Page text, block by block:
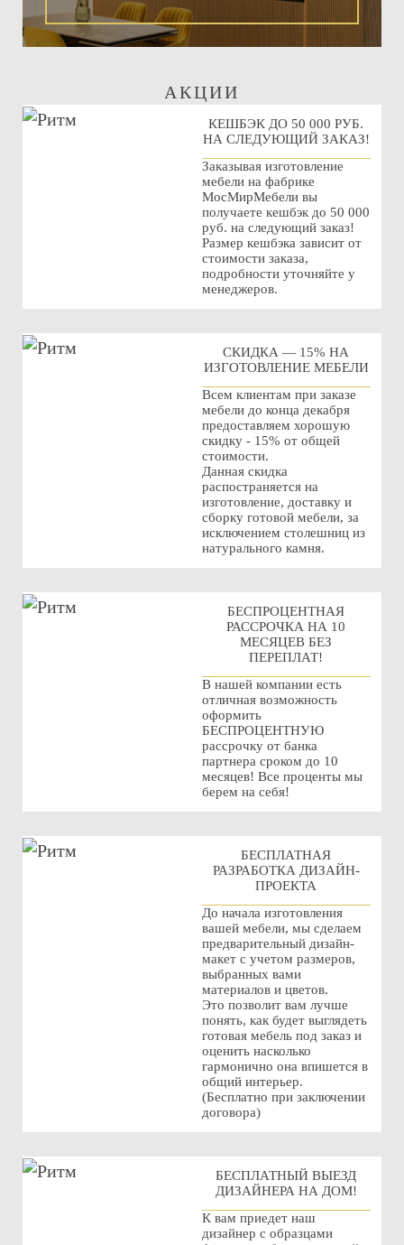
АКЦИИ
КЕШБЭК ДО 50 000 РУБ.
НА СЛЕДУЮЩИЙ ЗАКАЗ!
Заказывая изготовление
мебели на фабрике
МосМирМебели вы
получаете кешбэк до 50 000
руб. на следующий заказ!
Размер кешбэка зависит от
стоимости заказа,
подробности уточняйте у
менеджеров.
СКИДКА — 15% НА
ИЗГОТОВЛЕНИЕ МЕБЕЛИ
Всем клиентам при заказе
мебели до конца декабря
предоставляем хорошую
скидку - 15% от общей
стоимости.
Данная скидка
распостраняется на
изготовление, доставку и
сборку готовой мебели, за
исключением столешниц из
натурального камня.
БЕСПРОЦЕНТНАЯ
РАССРОЧКА НА 10
МЕСЯЦЕВ БЕЗ
ПЕРЕПЛАТ!
В нашей компании есть
отличная возможность
оформить
БЕСПРОЦЕНТНУЮ
рассрочку от банка
партнера сроком до 10
месяцев! Все проценты мы
берем на себя!
БЕСПЛАТНАЯ
РАЗРАБОТКА ДИЗАЙН-
ПРОЕКТА
До начала изготовления
вашей мебели, мы сделаем
предварительный дизайн-
макет с учетом размеров,
выбранных вами
материалов и цветов.
Это позволит вам лучше
понять, как будет выглядеть
готовая мебель под заказ и
оценить насколько
гармонично она впишется в
общий интерьер.
(Бесплатно при заключении
договора)
БЕСПЛАТНЫЙ ВЫЕЗД
ДИЗАЙНЕРА НА ДОМ!
К вам приедет наш
дизайнер с образцами